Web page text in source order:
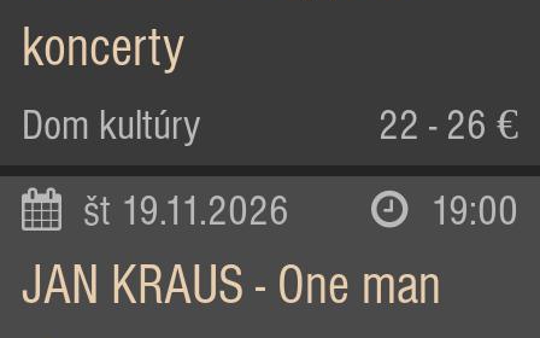
koncerty
Dom kultúry 22 - 26 €
št 19.11.2026 19:00
JAN KRAUS - One man